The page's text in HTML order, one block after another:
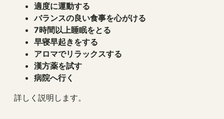
適度に運動する
バランスの良い食事を心がける
7時間以上睡眠をとる
早寝早起きをする
アロマでリラックスする
漢方薬を試す
病院へ行く
詳しく説明します。